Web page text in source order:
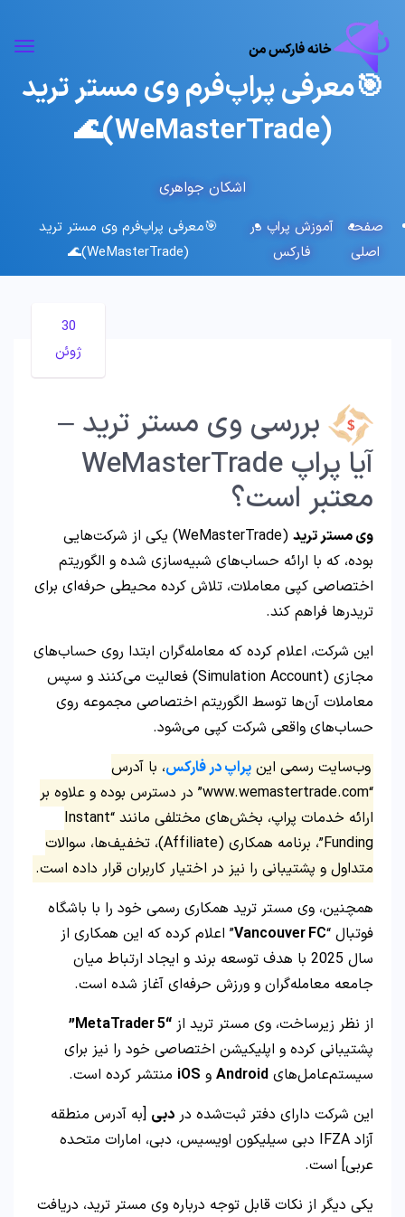
🎯معرفی پراپ‌فرم وی مستر ترید
(WeMasterTrade)🌊
اشکان جواهری
صفحه
اصلی
آموزش پراپ در
فارکس
🎯معرفی پراپ‌فرم وی مستر ترید
(WeMasterTrade)🌊
30
ژوئن
بررسی وی مستر ترید –
آیا پراپ WeMasterTrade
معتبر است؟
وی مستر ترید
(WeMasterTrade) یکی از شرکت‌هایی
بوده، که با ارائه حساب‌های شبیه‌سازی شده و الگوریتم
اختصاصی کپی معاملات، تلاش کرده محیطی حرفه‌ای برای
تریدرها فراهم کند.
این شرکت، اعلام کرده که معامله‌گران ابتدا روی حساب‌های
مجازی (Simulation Account) فعالیت می‌کنند و سپس
معاملات آن‌ها توسط الگوریتم اختصاصی مجموعه روی
حساب‌های واقعی شرکت کپی می‌شود.
وب‌سایت رسمی اینپراپ در فارکس، با آدرس
“www.wemastertrade.com” در دسترس بوده و علاوه بر
ارائه خدمات پراپ، بخش‌های مختلفی مانند “Instant
Funding”، برنامه همکاری (Affiliate)، تخفیف‌ها، سوالات
متداول و پشتیبانی را نیز در اختیار کاربران قرار داده است.
همچنین، وی مستر ترید همکاری رسمی خود را با باشگاه
فوتبال “Vancouver FC” اعلام کرده که این همکاری از
سال 2025 با هدف توسعه برند و ایجاد ارتباط میان
جامعه معامله‌گران و ورزش حرفه‌ای آغاز شده است.
از نظر زیرساخت، وی مستر ترید از “MetaTrader 5”
پشتیبانی کرده و اپلیکیشن اختصاصی خود را نیز برای
سیستم‌عامل‌های Android و iOS منتشر کرده است.
این شرکت دارای دفتر ثبت‌شده در دبی [به آدرس منطقه
آزاد IFZA دبی سیلیکون اویسیس، دبی، امارات متحده
عربی] است.
یکی دیگر از نکات قابل توجه درباره وی مستر ترید، دریافت